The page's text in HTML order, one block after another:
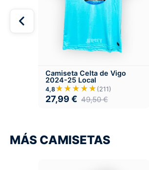
Camiseta Celta de Vigo
2024-25 Local
4,8 ★★★★★(211)
27,99 € 49,50€
MÁS CAMISETAS